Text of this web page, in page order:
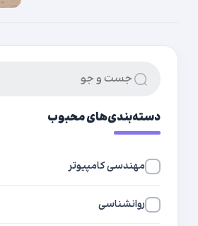
دسته‌بندی‌های محبوب
مهندسی کامپیوتر
روانشناسی